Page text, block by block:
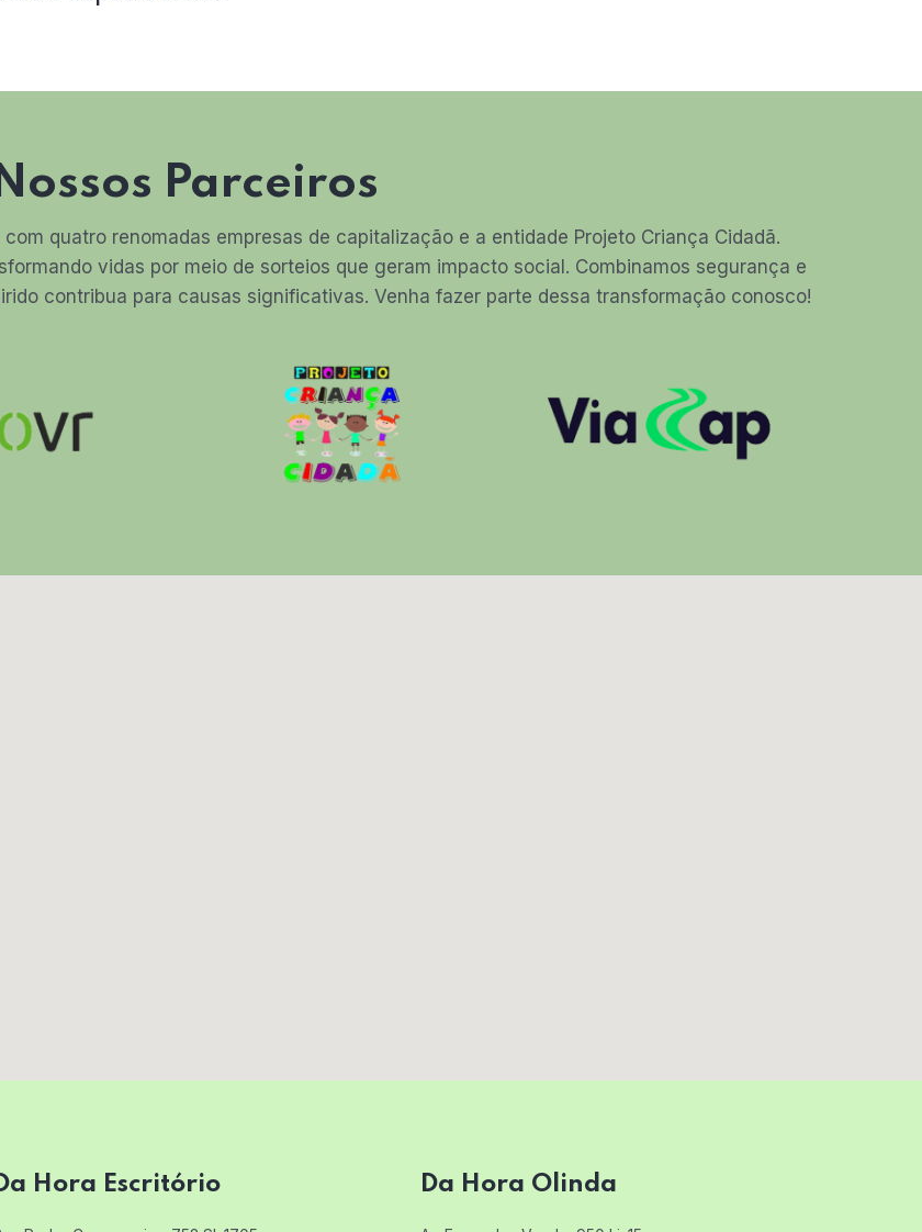
Parceiros
quatro renomadas empresas de capitalização e a entidade Projeto Criança Cidadã.
vidas por meio de sorteios que geram impacto social. Combinamos segurança e
contribua para causas significativas. Venha fazer parte dessa transformação conosco!
Hora Escritório Da Hora Olinda